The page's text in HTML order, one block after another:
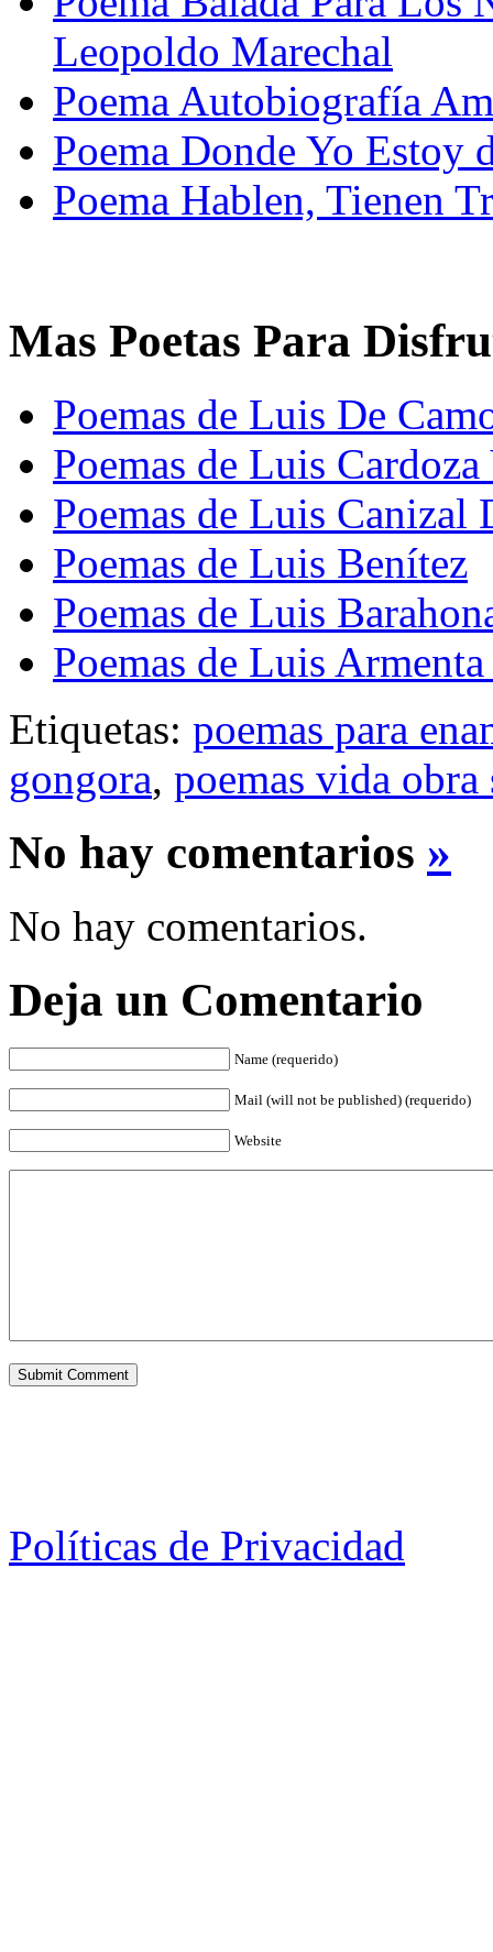
Leopoldo Marechal
Poema Autobiografía
Poema Donde Yo Estoy
Poema Hablen, Tienen
Mas Poetas Para
Poemas de Luis De
Poemas de Luis
Poemas de Luis Canizal
Poemas de Luis Benítez
Poemas de Luis
Poemas de Luis
Etiquetas: poemas para
gongora, poemas vida obra
No hay comentarios »
No hay comentarios.
Deja un Comentario
Name (requerido)
Mail (will not be published) (requerido)
Website
Políticas de Privacidad